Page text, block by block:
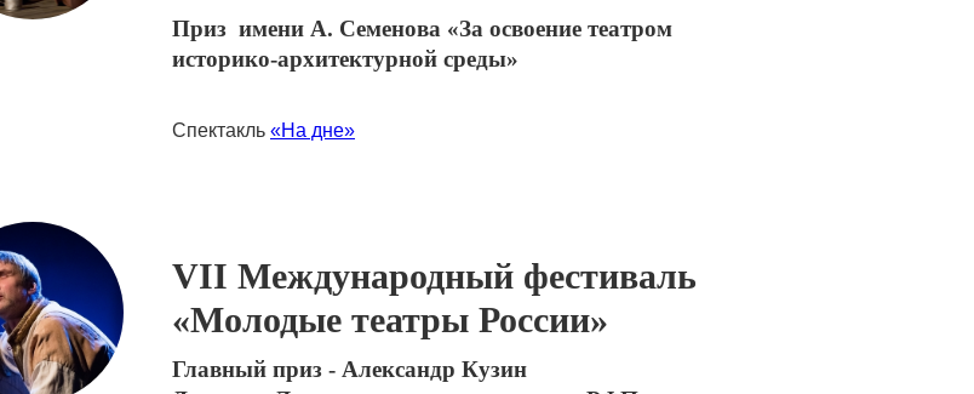
Приз имени А. Семенова «За освоение театром
историко-архитектурной среды»
Спектакль «На дне»
VII Международный фестиваль
«Молодые театры России»
Главный приз - Александр Кузин